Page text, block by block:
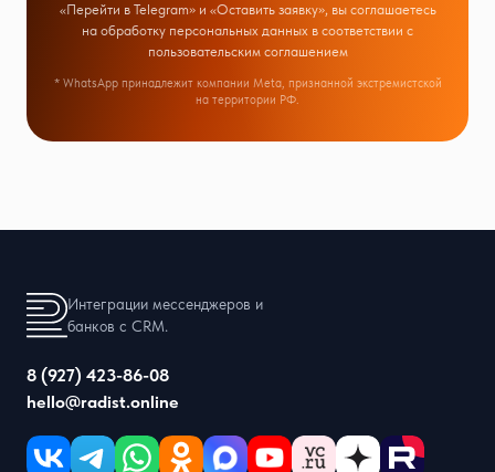
«Перейти в Telegram» и «Оставить заявку», вы соглашаетесь
на обработку персональных данных в соответствии с
пользовательским соглашением
* WhatsApp принадлежит компании Meta, признанной экстремистской
на территории РФ.
Интеграции мессенджеров и
банков с CRM.
8 (927) 423-86-08
hello@radist.online